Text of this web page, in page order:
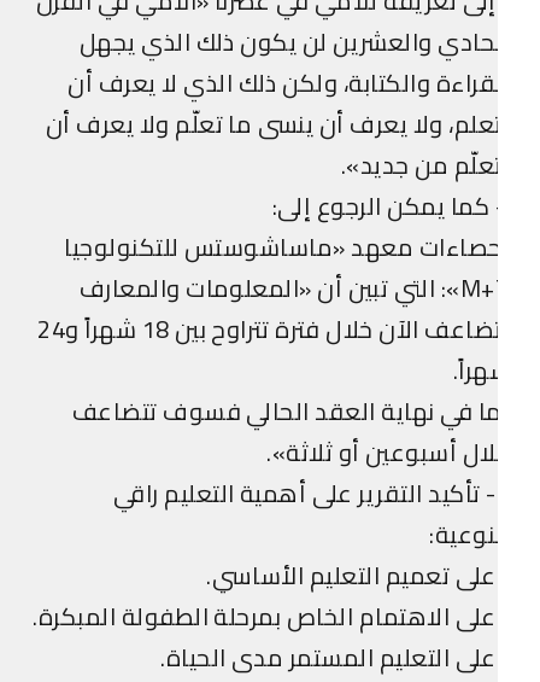
والعشرين لن يكون ذلك الذي يجهل
والكتابة، ولكن ذلك الذي لا يعرف أن
ولا يعرف أن ينسى ما تعلّم ولا يعرف أن
من جديد».
يمكن الرجوع إلى:
معهد «ماساشوستس للتكنولوجيا
M+T»: التي تبين أن «المعلومات والمعارف
تتضاعف الآن خلال فترة تتراوح بين 18 شهراً و24
في نهاية العقد الحالي فسوف تتضاعف
أسبوعين أو ثلاثة».
2- تأكيد التقرير على أهمية التعليم راقي
تعميم التعليم الأساسي.
الاهتمام الخاص بمرحلة الطفولة المبكرة.
التعليم المستمر مدى الحياة.